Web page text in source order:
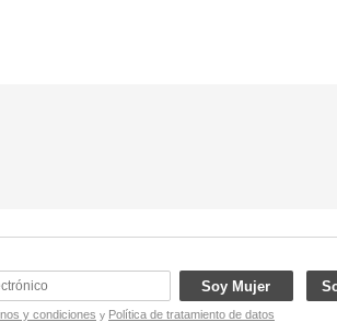
Soy Mujer
y condiciones y Política de tratamiento de datos